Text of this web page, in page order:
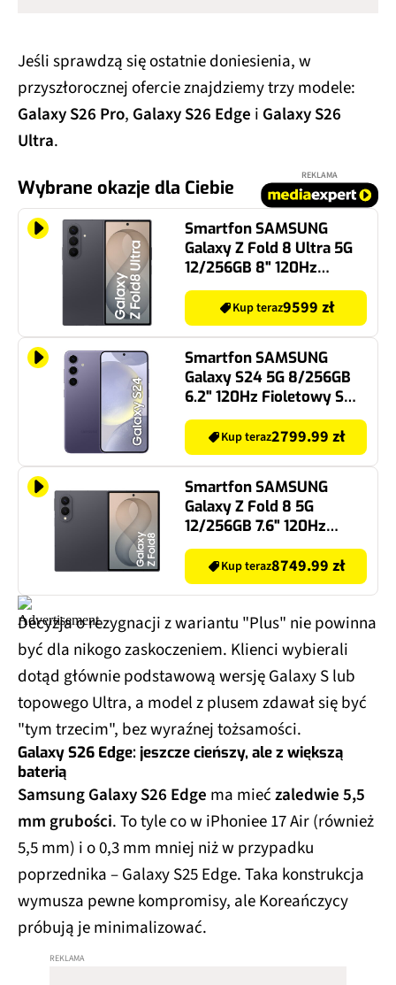
Jeśli sprawdzą się ostatnie doniesienia, w
przyszłorocznej ofercie znajdziemy trzy modele:
Galaxy S26 Pro, Galaxy S26 Edge i Galaxy S26
Ultra.
Wybrane okazje dla Ciebie
REKLAMA
Smartfon SAMSUNG
Galaxy Z Fold 8 Ultra 5G
12/256GB 8" 120Hz
Kup teraz9599 zł
Smartfon SAMSUNG
Galaxy S24 5G 8/256GB
6.2" 120Hz Fioletowy SM-
Kup teraz2799.99 zł
Smartfon SAMSUNG
Galaxy Z Fold 8 5G
12/256GB 7.6" 120Hz
Kup teraz8749.99 zł
Decyzja o rezygnacji z wariantu "Plus" nie powinna
być dla nikogo zaskoczeniem. Klienci wybierali
dotąd głównie podstawową wersję Galaxy S lub
topowego Ultra, a model z plusem zdawał się być
"tym trzecim", bez wyraźnej tożsamości.
Galaxy S26 Edge: jeszcze cieńszy, ale z większą
baterią
Samsung Galaxy S26 Edge ma mieć zaledwie 5,5
mm grubości. To tyle co w iPhoniee 17 Air (również
5,5 mm) i o 0,3 mm mniej niż w przypadku
poprzednika – Galaxy S25 Edge. Taka konstrukcja
wymusza pewne kompromisy, ale Koreańczycy
próbują je minimalizować.